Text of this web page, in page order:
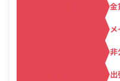
金
メ
非
出